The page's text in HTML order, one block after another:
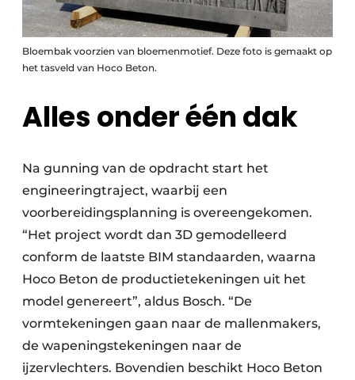
Bloembak voorzien van bloemenmotief. Deze foto is gemaakt op
het tasveld van Hoco Beton.
Alles onder één dak
Na gunning van de opdracht start het
engineeringtraject, waarbij een
voorbereidingsplanning is overeengekomen.
“Het project wordt dan 3D gemodelleerd
conform de laatste BIM standaarden, waarna
Hoco Beton de productietekeningen uit het
model genereert”, aldus Bosch. “De
vormtekeningen gaan naar de mallenmakers,
de wapeningstekeningen naar de
ijzervlechters. Bovendien beschikt Hoco Beton